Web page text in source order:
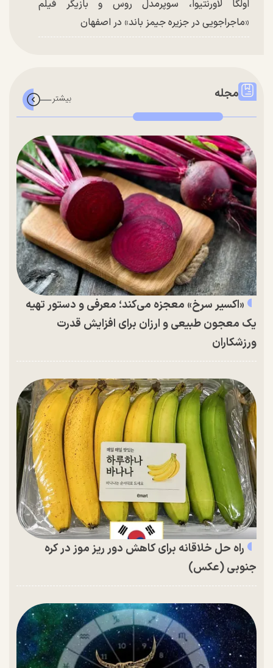
اولگا لاورنتیوا، سوپرمدل روس و بازیگر فیلم
«ماجراجویی در جزیره جیمز باند» در اصفهان
مجله
«اکسیر سرخ» معجزه می‌کند؛ معرفی و دستور تهیه
یک معجون طبیعی و ارزان برای افزایش قدرت
ورزشکاران
راه حل خلاقانه برای کاهش دور ریز موز در کره
جنوبی (عکس)